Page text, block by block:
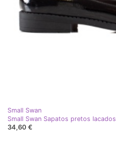
Small Swan
Small Swan Sapatos pretos lacados
34,60 €